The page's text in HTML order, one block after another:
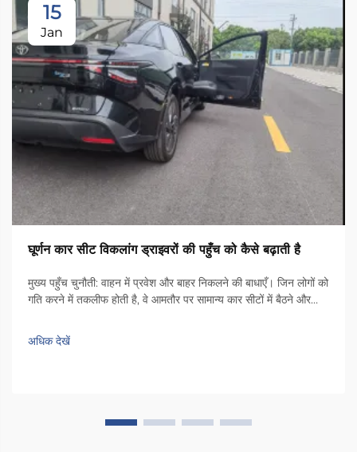
15
Jan
घूर्णन कार सीट विकलांग ड्राइवरों की पहुँच को कैसे बढ़ाती है
मुख्य पहुँच चुनौती: वाहन में प्रवेश और बाहर निकलने की बाधाएँ। जिन लोगों को
गति करने में तकलीफ होती है, वे आमतौर पर सामान्य कार सीटों में बैठने और
अंदर पर्याप्त जगह नहीं होती है, जिससे लोगों को मोड़ना पड़ता है...
अधिक देखें